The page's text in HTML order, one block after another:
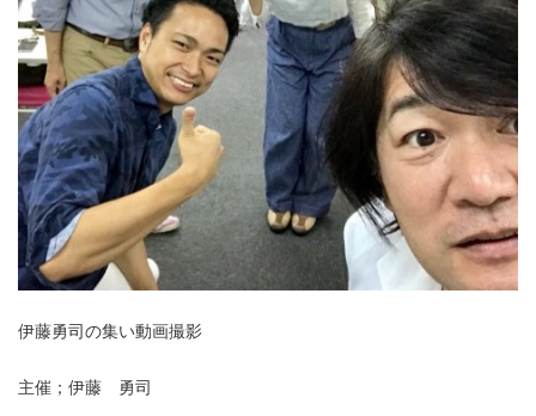
伊藤勇司の集い動画撮影
主催；伊藤 勇司